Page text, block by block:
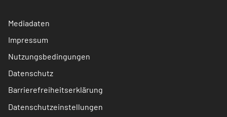
Mediadaten
Impressum
Nutzungsbedingungen
Datenschutz
Barrierefreiheitserklärung
Datenschutzeinstellungen